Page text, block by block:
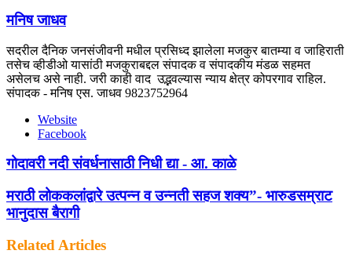
मनिष जाधव
सदरील दैनिक जनसंजीवनी मधील प्रसिध्द झालेला मजकुर बातम्या व जाहिराती
तसेच व्हीडीओ यासांठी मजकुराबद्दल संपादक व संपादकीय मंडळ सहमत
असेलच असे नाही. जरी काही वाद उद्भवल्यास न्याय क्षेत्र कोपरगाव राहिल.
संपादक - मनिष एस. जाधव 9823752964
Website
Facebook
गोदावरी नदी संवर्धनासाठी निधी द्या - आ. काळे
मराठी लोककलांद्वारे उत्पन्न व उन्नती सहज शक्य”- भारुडसम्राट
भानुदास बैरागी
Related Articles